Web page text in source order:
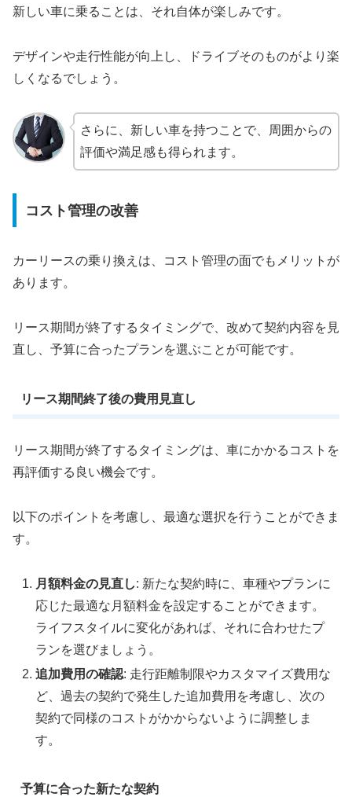
新しい車に乗ることは、それ自体が楽しみです。
デザインや走行性能が向上し、ドライブそのものがより楽
しくなるでしょう。
さらに、新しい車を持つことで、周囲からの
評価や満足感も得られます。
コスト管理の改善
カーリースの乗り換えは、コスト管理の面でもメリットが
あります。
リース期間が終了するタイミングで、改めて契約内容を見
直し、予算に合ったプランを選ぶことが可能です。
リース期間終了後の費用見直し
リース期間が終了するタイミングは、車にかかるコストを
再評価する良い機会です。
以下のポイントを考慮し、最適な選択を行うことができま
す。
月額料金の見直し: 新たな契約時に、車種やプランに
応じた最適な月額料金を設定することができます。
ライフスタイルに変化があれば、それに合わせたプ
ランを選びましょう。
追加費用の確認: 走行距離制限やカスタマイズ費用な
ど、過去の契約で発生した追加費用を考慮し、次の
契約で同様のコストがかからないように調整しま
す。
予算に合った新たな契約